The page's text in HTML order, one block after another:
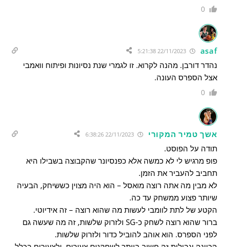
0
asaf
22/11/2023 5:21:38
נהדר דורבן. מהנה לקרוא. זו לגמרי שנת נסיונות ופיתוח וואמבי
אצל הספרס העונה.
0
אשך טמיר המקורי
תודה על הפוסט.
פופ מרגיש לי לא כמשה אלא כפנסיונר שהקבוצה בשבילו היא
תחביב להעביר את הזמן.
לא מבין מה אתה רוצה מואסל – הוא היה מצוין כששיחק, הבעיה
שיותר פצוע ממשחק עד כה.
הקטע של לתת לוומבי לעשות מה שהוא רוצה – זה אידיוטי.
ברור שהוא רוצה לשחק כ-SG ולזרוק שלשות, זה מה שעשה גם
לפני הספרס. הוא אוהב להוביל כדור ולזרוק שלשות.